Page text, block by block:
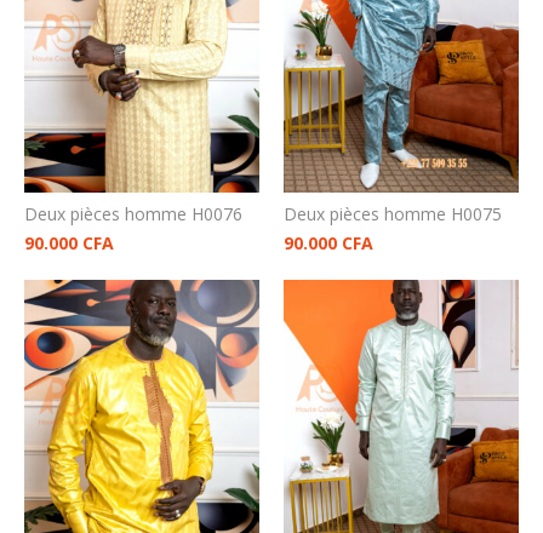
Deux pièces homme H0076
90.000 CFA
Deux pièces homme H0075
90.000 CFA